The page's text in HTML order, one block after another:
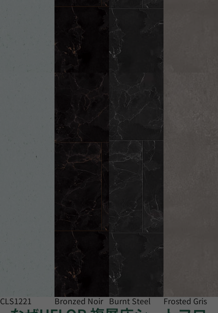
CLS1221 Bronzed Noir Burnt Steel Frosted Gris